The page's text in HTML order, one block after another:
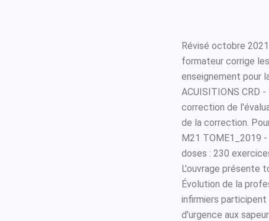
Révisé octobre
formateur corrige
enseignement pour
ACUISITIONS CRD
correction de
de la correction.
M21 TOME1_2019
doses : 230
L'ouvrage présente
Évolution de la
infirmiers participent
d'urgence aux